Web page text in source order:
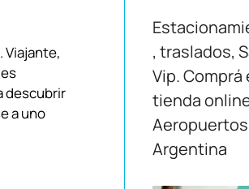
, traslados,
Vip. Comprá
tienda
Aeropuertos
Argentina
Viajante,
descubrir
a uno